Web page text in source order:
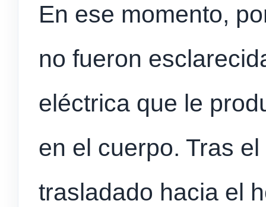
En ese momento,
no fueron
eléctrica que le
en el cuerpo. Tras
trasladado hacia el